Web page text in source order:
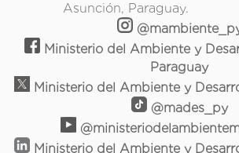
Asunción, Paraguay.
Ministerio del Ambiente y
Paraguay
Ministerio del Ambiente y
@mades_py
Ministerio del Ambiente y